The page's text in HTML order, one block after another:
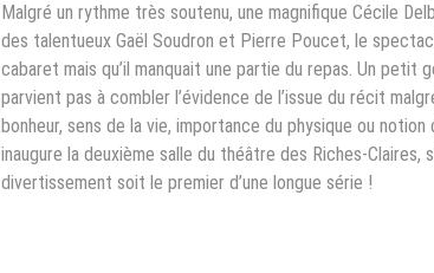
Malgré un rythme très soutenu, une magnifique Cécile
des talentueux Gaël Soudron et Pierre Poucet, le
cabaret mais qu’il manquait une partie du repas. Un petit
parvient pas à combler l’évidence de l’issue du récit
bonheur, sens de la vie, importance du physique ou
inaugure la deuxième salle du théâtre des Riches-
divertissement soit le premier d’une longue série !